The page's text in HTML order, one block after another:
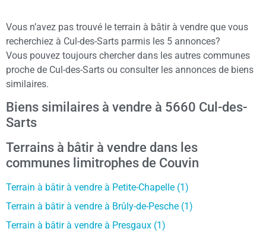
Vous n’avez pas trouvé le terrain à bâtir à vendre que vous
recherchiez à Cul-des-Sarts parmis les 5 annonces?
Vous pouvez toujours chercher dans les autres communes
proche de Cul-des-Sarts ou consulter les annonces de biens
similaires.
Biens similaires à vendre à 5660 Cul-des-
Sarts
Terrains à bâtir à vendre dans les
communes limitrophes de Couvin
Terrain à bâtir à vendre à Petite-Chapelle (1)
Terrain à bâtir à vendre à Brûly-de-Pesche (1)
Terrain à bâtir à vendre à Presgaux (1)